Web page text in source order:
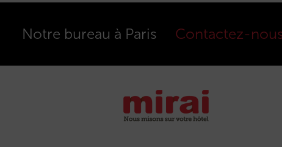
Notre bureau à Paris Contactez-